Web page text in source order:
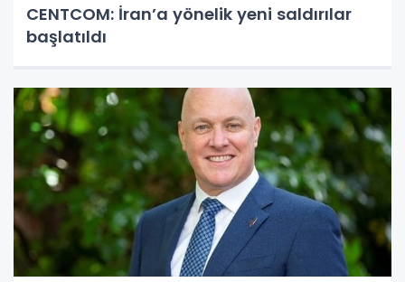
CENTCOM: İran’a yönelik yeni saldırılar
başlatıldı